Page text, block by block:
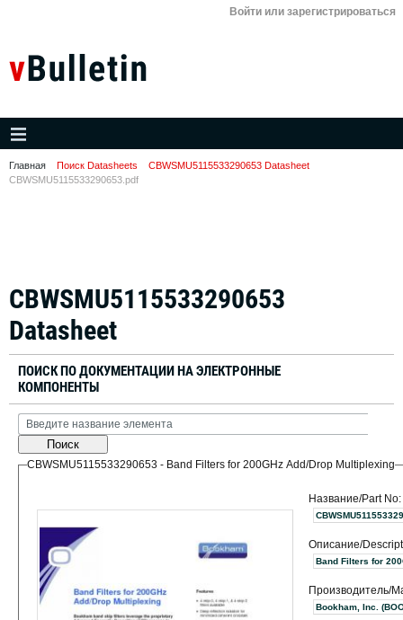
Войти или зарегистрироваться
Главная Поиск Datasheets
CBWSMU5115533290653 Datasheet
CBWSMU5115533290653.pdf
CBWSMU5115533290653
Datasheet
ПОИСК ПО ДОКУМЕНТАЦИИ НА ЭЛЕКТРОННЫЕ
КОМПОНЕНТЫ
Поиск
CBWSMU5115533290653 - Band Filters for 200GHz Add/Drop Multiplexing
Название/Part No:
Описание/
Band Filters for
Производитель/
Bookham,